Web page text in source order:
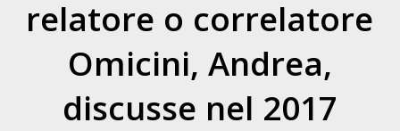
relatore o correlatore
Omicini, Andrea,
discusse nel 2017